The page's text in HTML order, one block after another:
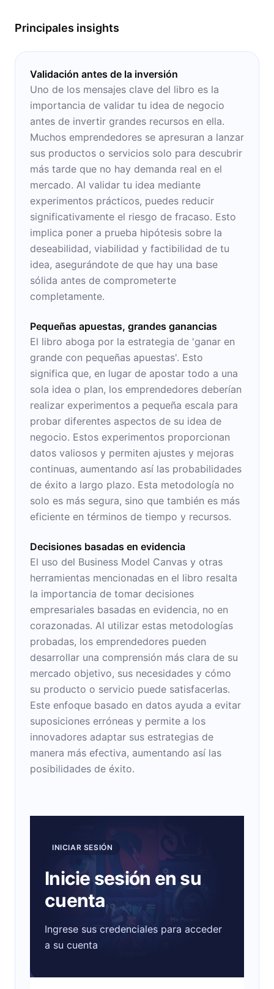
Principales insights
Validación antes de la inversión
Uno de los mensajes clave del libro es la
importancia de validar tu idea de negocio
antes de invertir grandes recursos en ella.
Muchos emprendedores se apresuran a lanzar
sus productos o servicios solo para descubrir
más tarde que no hay demanda real en el
mercado. Al validar tu idea mediante
experimentos prácticos, puedes reducir
significativamente el riesgo de fracaso. Esto
implica poner a prueba hipótesis sobre la
deseabilidad, viabilidad y factibilidad de tu
idea, asegurándote de que hay una base
sólida antes de comprometerte
completamente.
Pequeñas apuestas, grandes ganancias
El libro aboga por la estrategia de 'ganar en
grande con pequeñas apuestas'. Esto
significa que, en lugar de apostar todo a una
sola idea o plan, los emprendedores deberían
realizar experimentos a pequeña escala para
probar diferentes aspectos de su idea de
negocio. Estos experimentos proporcionan
datos valiosos y permiten ajustes y mejoras
continuas, aumentando así las probabilidades
de éxito a largo plazo. Esta metodología no
solo es más segura, sino que también es más
eficiente en términos de tiempo y recursos.
Decisiones basadas en evidencia
El uso del Business Model Canvas y otras
herramientas mencionadas en el libro resalta
la importancia de tomar decisiones
empresariales basadas en evidencia, no en
corazonadas. Al utilizar estas metodologías
probadas, los emprendedores pueden
desarrollar una comprensión más clara de su
mercado objetivo, sus necesidades y cómo
su producto o servicio puede satisfacerlas.
Este enfoque basado en datos ayuda a evitar
suposiciones erróneas y permite a los
innovadores adaptar sus estrategias de
manera más efectiva, aumentando así las
posibilidades de éxito.
INICIAR SESIÓN
Inicie sesión en su
cuenta
Ingrese sus credenciales para acceder
a su cuenta